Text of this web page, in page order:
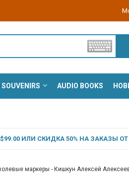
AUDIO BOOKS
ИЛИ СКИДКА 50% НА ЗАКАЗЫ ОТ
маркеры - Кишкун Алексей